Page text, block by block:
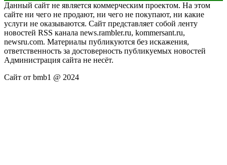
Данный сайт не является коммерческим проектом. На этом
сайте ни чего не продают, ни чего не покупают, ни какие
услуги не оказываются. Сайт представляет собой ленту
новостей RSS канала news.rambler.ru, kommersant.ru,
newsru.com. Материалы публикуются без искажения,
ответственность за достоверность публикуемых новостей
Администрация сайта не несёт.
Сайт от bmb1 @ 2024